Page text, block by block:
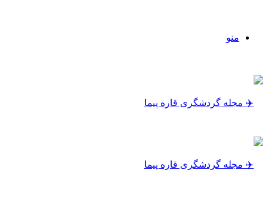
منو